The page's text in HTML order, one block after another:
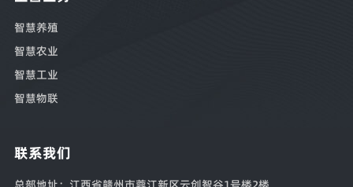
智慧养殖
智慧农业
智慧工业
智慧物联
联系我们